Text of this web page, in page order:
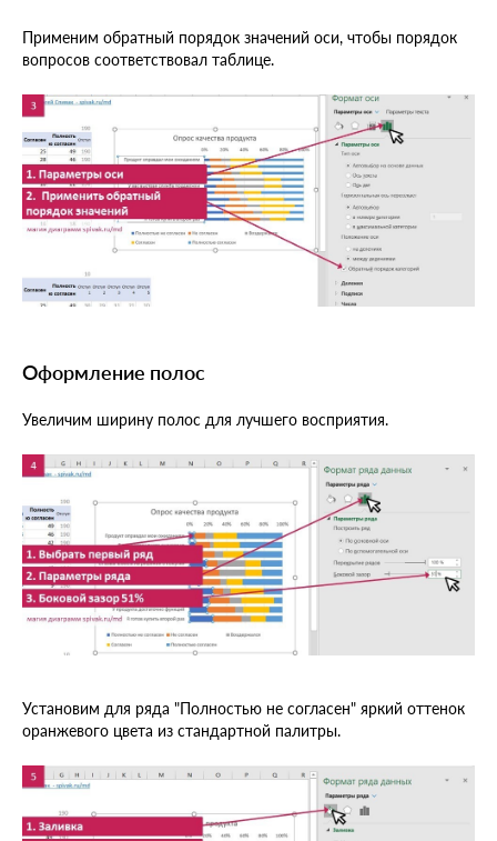
Применим обратный порядок значений оси, чтобы порядок
вопросов соответствовал таблице.
Оформление полос
Увеличим ширину полос для лучшего восприятия.
Установим для ряда "Полностью не согласен" яркий оттенок
оранжевого цвета из стандартной палитры.